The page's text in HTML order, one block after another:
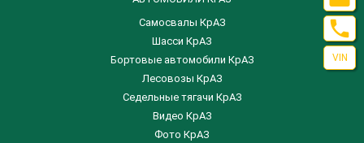
Самосвалы КрАЗ
Шасси КрАЗ
Бортовые автомобили КрАЗ
Лесовозы КрАЗ
Седельные тягачи КрАЗ
Видео КрАЗ
Фото КрАЗ

VIN